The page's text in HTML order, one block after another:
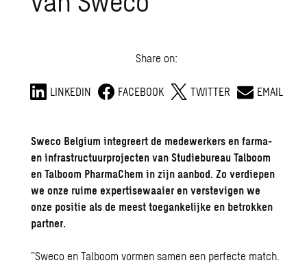
Share on:
LINKEDIN FACEBOOK TWITTER EMAIL
Sweco Belgium integreert de medewerkers en farma-
en infrastructuurprojecten van Studiebureau Talboom
en Talboom PharmaChem in zijn aanbod. Zo verdiepen
we onze ruime expertisewaaier en verstevigen we
onze positie als de meest toegankelijke en betrokken
partner.
”Sweco en Talboom vormen samen een perfecte match.